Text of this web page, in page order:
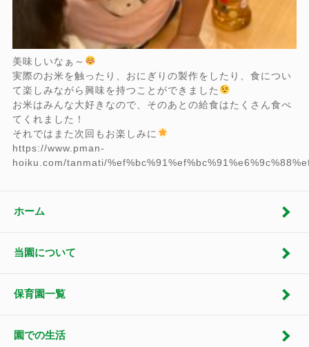
美味しいなぁ～
実際のお米を触ったり、おにぎりの製作をしたり、食につい
て楽しみながら興味を持つことができました
お米はみんな大好きなので、そのあとの給食はたくさん食べ
てくれました！
それではまた次回もお楽しみに
https://www.pman-
hoiku.com/tanmati/
ホーム
当園について
保育園一覧
園での生活